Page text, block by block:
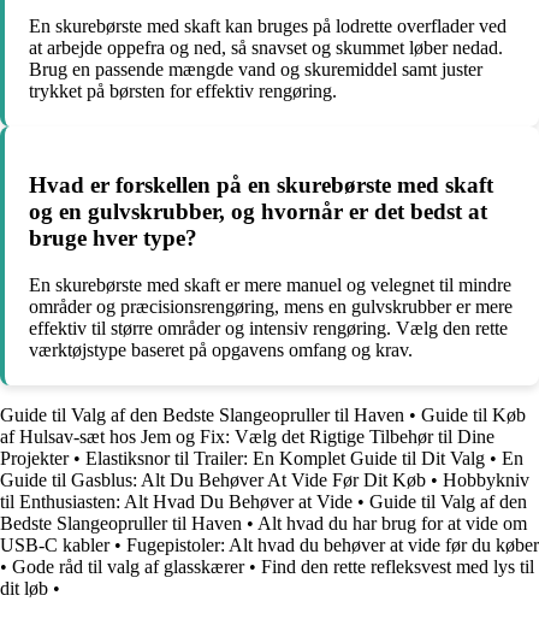
En skurebørste med skaft kan bruges på lodrette overflader ved
at arbejde oppefra og ned, så snavset og skummet løber nedad.
Brug en passende mængde vand og skuremiddel samt juster
trykket på børsten for effektiv rengøring.
Hvad er forskellen på en skurebørste med skaft
og en gulvskrubber, og hvornår er det bedst at
bruge hver type?
En skurebørste med skaft er mere manuel og velegnet til mindre
områder og præcisionsrengøring, mens en gulvskrubber er mere
effektiv til større områder og intensiv rengøring. Vælg den rette
værktøjstype baseret på opgavens omfang og krav.
Guide til Valg af den Bedste Slangeopruller til Haven • Guide til Køb
af Hulsav-sæt hos Jem og Fix: Vælg det Rigtige Tilbehør til Dine
Projekter• Elastiksnor til Trailer: En Komplet Guide til Dit Valg • En
Guide til Gasblus: Alt Du Behøver At Vide Før Dit Køb • Hobbykniv
til Enthusiasten: Alt Hvad Du Behøver at Vide • Guide til Valg af den
Bedste Slangeopruller til Haven • Alt hvad du har brug for at vide om
USB-C kabler• Fugepistoler: Alt hvad du behøver at vide før du køber
• Gode råd til valg af glasskærer• Find den rette refleksvest med lys til
dit løb •